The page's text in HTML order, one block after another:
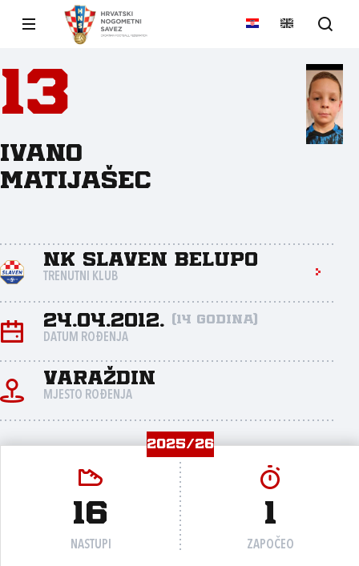
13
Ivano
Matijašec
NK Slaven Belupo
TRENUTNI KLUB
24.04.2012. (14 godina)
DATUM ROĐENJA
Varaždin
MJESTO ROĐENJA
2025/26
16
NASTUPI
1
ZAPOČEO